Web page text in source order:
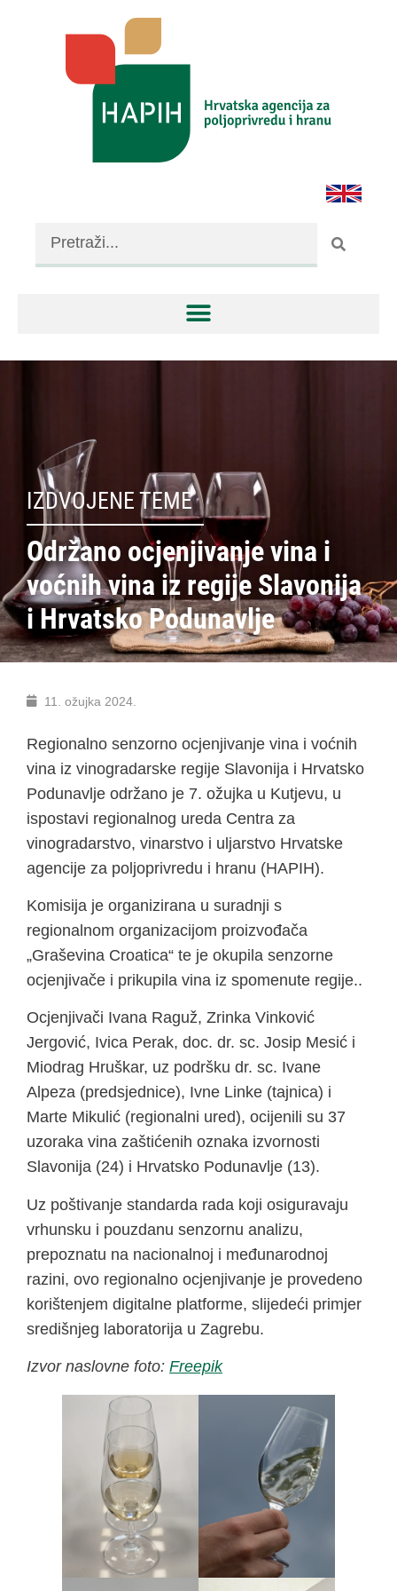
IZDVOJENE TEME
Održano ocjenjivanje vina i
voćnih vina iz regije Slavonija
i Hrvatsko Podunavlje
11. ožujka 2024.
Regionalno senzorno ocjenjivanje vina i voćnih
vina iz vinogradarske regije Slavonija i Hrvatsko
Podunavlje održano je 7. ožujka u Kutjevu, u
ispostavi regionalnog ureda Centra za
vinogradarstvo, vinarstvo i uljarstvo Hrvatske
agencije za poljoprivredu i hranu (HAPIH).
Komisija je organizirana u suradnji s
regionalnom organizacijom proizvođača
„Graševina Croatica“ te je okupila senzorne
ocjenjivače i prikupila vina iz spomenute regije..
Ocjenjivači Ivana Raguž, Zrinka Vinković
Jergović, Ivica Perak, doc. dr. sc. Josip Mesić i
Miodrag Hruškar, uz podršku dr. sc. Ivane
Alpeza (predsjednice), Ivne Linke (tajnica) i
Marte Mikulić (regionalni ured), ocijenili su 37
uzoraka vina zaštićenih oznaka izvornosti
Slavonija (24) i Hrvatsko Podunavlje (13).
Uz poštivanje standarda rada koji osiguravaju
vrhunsku i pouzdanu senzornu analizu,
prepoznatu na nacionalnoj i međunarodnoj
razini, ovo regionalno ocjenjivanje je provedeno
korištenjem digitalne platforme, slijedeći primjer
središnjeg laboratorija u Zagrebu.
Izvor naslovne foto: Freepik